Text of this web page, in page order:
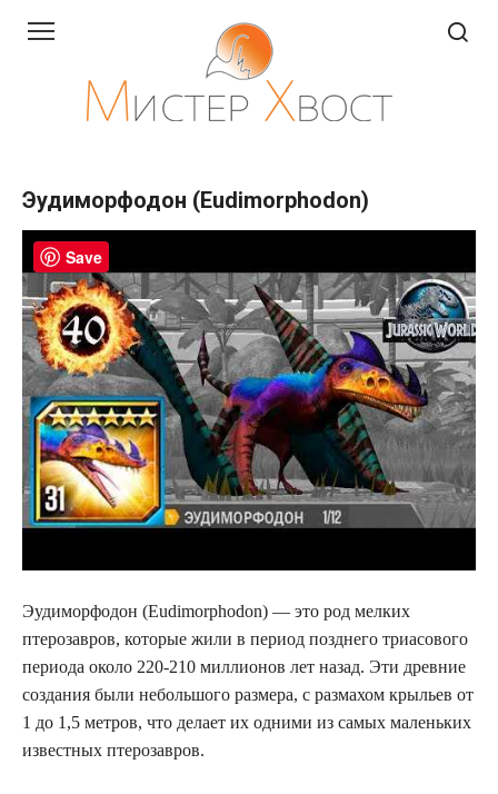
Эудиморфодон (Eudimorphodon)
Эудиморфодон (Eudimorphodon) — это род мелких
птерозавров, которые жили в период позднего триасового
периода около 220-210 миллионов лет назад. Эти древние
создания были небольшого размера, с размахом крыльев от
1 до 1,5 метров, что делает их одними из самых маленьких
известных птерозавров.
Save